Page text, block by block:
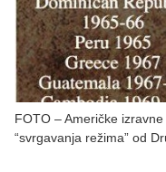
FOTO – Američke
“svrgavanja režima” od